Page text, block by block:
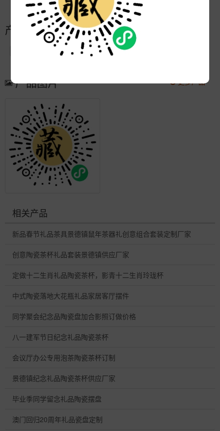
产品简介
更多产品
产品图片
相关产品
新品春节礼品茶具景德镇鼠年茶器礼创意组合套装定制厂家
创意陶瓷茶杯礼品套装景德镇供应厂家
定做十二生肖礼品陶瓷茶杯，影青十二生肖玲珑杯
中式陶瓷落地大花瓶礼品家居客厅摆件
同学聚会纪念品陶瓷盘加合影照订做价格
八一建军节日纪念礼品陶瓷茶杯
会议厅办公专用泡茶陶瓷茶杯订制
景德镇纪念礼品陶瓷茶杯供应厂家
毕业季同学留念礼品陶瓷摆盘
澳门回归20周年礼品瓷盘定制